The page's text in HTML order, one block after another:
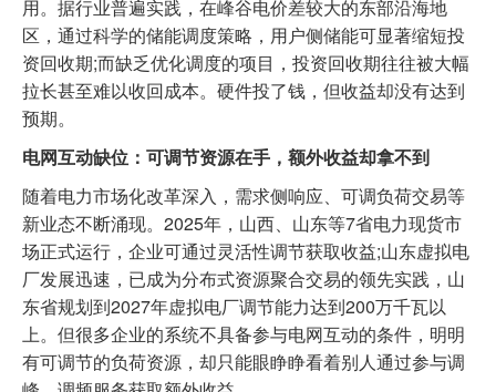
用。据行业普遍实践，在峰谷电价差较大的东部沿海地
区，通过科学的储能调度策略，用户侧储能可显著缩短投
资回收期;而缺乏优化调度的项目，投资回收期往往被大幅
拉长甚至难以收回成本。硬件投了钱，但收益却没有达到
预期。
电网互动缺位：可调节资源在手，额外收益却拿不到
随着电力市场化改革深入，需求侧响应、可调负荷交易等
新业态不断涌现。2025年，山西、山东等7省电力现货市
场正式运行，企业可通过灵活性调节获取收益;山东虚拟电
厂发展迅速，已成为分布式资源聚合交易的领先实践，山
东省规划到2027年虚拟电厂调节能力达到200万千瓦以
上。但很多企业的系统不具备参与电网互动的条件，明明
有可调节的负荷资源，却只能眼睁睁看着别人通过参与调